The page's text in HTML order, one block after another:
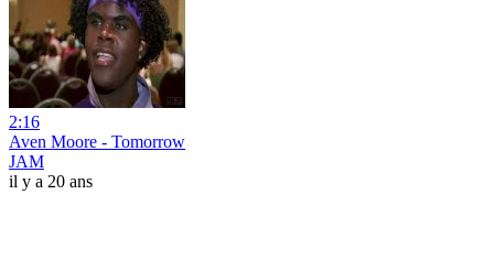
2:16
Aven Moore - Tomorrow
JAM
il y a 20 ans